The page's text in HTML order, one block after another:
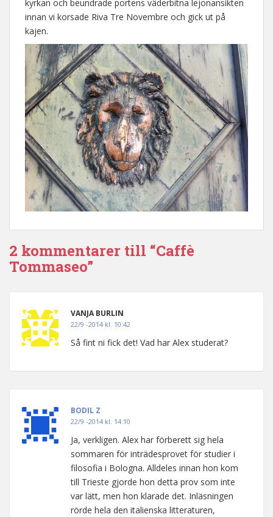
kyrkan och beundrade portens väderbitna lejonansikten
innan vi korsade Riva Tre Novembre och gick ut på
kajen.
2 kommentarer till “Caffè
Tommaseo”
VANJA BURLIN
22/9 -2014 kl. 10:42
Så fint ni fick det! Vad har Alex studerat?
BODIL Z
22/9 -2014 kl. 14:10
Ja, verkligen. Alex har förberett sig hela
sommaren för inträdesprovet för studier i
filosofia i Bologna. Alldeles innan hon kom
till Trieste gjorde hon detta prov som inte
var lätt, men hon klarade det. Inläsningen
rörde hela den italienska litteraturen,